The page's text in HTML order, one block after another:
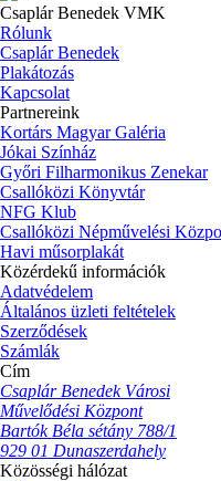
Csaplár Benedek VMK
Rólunk
Csaplár Benedek
Plakátozás
Kapcsolat
Partnereink
Kortárs Magyar Galéria
Jókai Színház
Győri Filharmonikus Zenekar
Csallóközi Könyvtár
NFG Klub
Csallóközi Népművelési
Havi műsorplakát
Közérdekű információk
Adatvédelem
Általános üzleti feltételek
Szerződések
Számlák
Cím
Csaplár Benedek Városi
Művelődési Központ
Bartók Béla sétány 788/1
929 01 Dunaszerdahely
Közösségi hálózat